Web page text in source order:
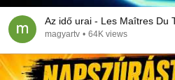
Az idő urai - Les Maîtres Du
magyartv • 64K views